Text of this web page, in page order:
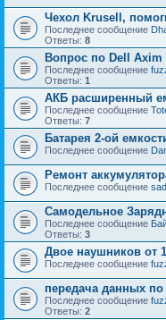
Чехол Krusell,
Последнее сообщение
Ответы: 8
Вопрос по Dell Axim
Последнее сообщение
Ответы: 1
АКБ расширенный
Последнее сообщение
Ответы: 7
Батарея 2-ой
Последнее сообщение
Ремонт
Последнее сообщение
Самодельное
Последнее сообщение
Ответы: 3
Двое наушников от
Последнее сообщение
передача данных
Последнее сообщение
Ответы: 2